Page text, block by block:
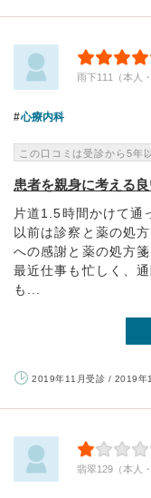
雨下111（本人
心療内科
この口コミは受診から5年
患者を親身に考える
片道1.5時間かけて通
以前は診察と薬の処
への感謝と薬の処方
最近仕事も忙しく、
も...
2019年11月受診 / 2019年
翡翠129（本人